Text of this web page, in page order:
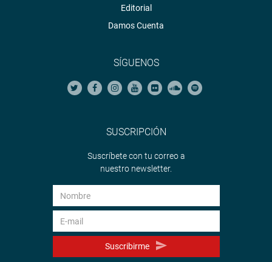
Editorial
Damos Cuenta
SÍGUENOS
SUSCRIPCIÓN
Suscríbete con tu correo a
nuestro newsletter.
Suscribirme